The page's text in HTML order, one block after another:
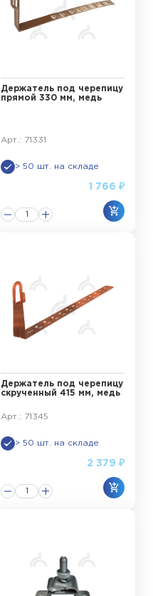
Держатель под черепицу
прямой 330 мм, медь
Арт.: 71331
> 50 шт. на складе
1 766 ₽
Держатель под черепицу
скрученный 415 мм, медь
Арт.: 71345
> 50 шт. на складе
2 379 ₽